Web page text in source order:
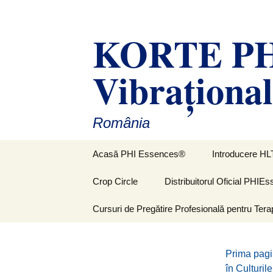
KORTE
România
Acasă PHI Essences® Introducere
Crop Circle Distribuitorul Oficial
Cursuri de Pregătire Profesională pentru
Prima
în